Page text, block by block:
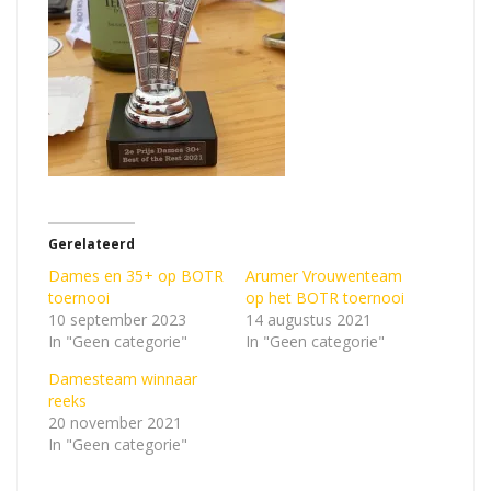
Gerelateerd
Dames en 35+ op BOTR
toernooi
10 september 2023
In "Geen categorie"
Arumer Vrouwenteam
op het BOTR toernooi
14 augustus 2021
In "Geen categorie"
Damesteam winnaar
reeks
20 november 2021
In "Geen categorie"